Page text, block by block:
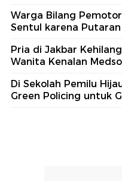
Warga Bilang
Sentul karena Putaran
Pria di Jakbar
Wanita Kenalan
Di Sekolah Pemilu
Green Policing untuk